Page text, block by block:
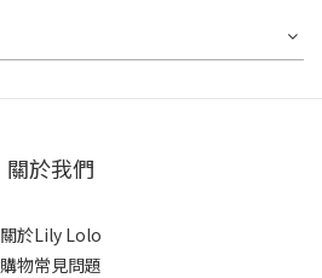
關於我們
關於Lily Lolo
購物常見問題